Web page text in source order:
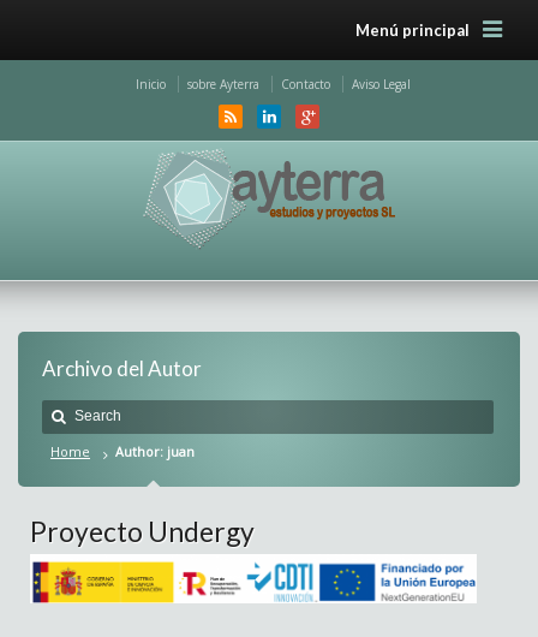
Menú principal
Inicio sobre Ayterra Contacto Aviso Legal
Archivo del Autor
Home Author: juan
Proyecto Undergy